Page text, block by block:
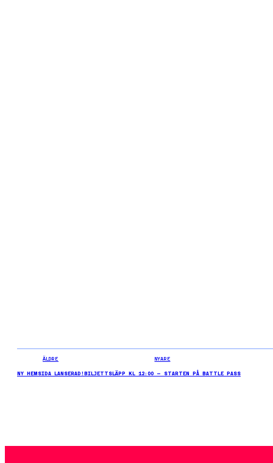
ÄLDRE
NY HEMSIDA LANSERAD!
NYARE
BILJETTSLÄPP KL 12:00 – STARTEN PÅ BATTLE PASS